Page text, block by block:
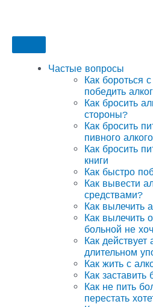
Частые вопросы
Как бороться
победить
Как бросить
стороны?
Как бросить
пивного
Как бросить
книги
Как быстро
Как вывести
средствами?
Как вылечить
Как вылечить
больной не
Как действует
длительном
Как жить с
Как заставить
Как не пить
перестать